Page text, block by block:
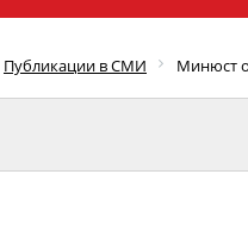
Публикации в СМИ Минюст